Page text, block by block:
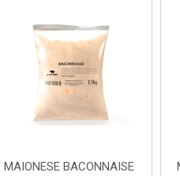
MAIONESE BACONNAISE